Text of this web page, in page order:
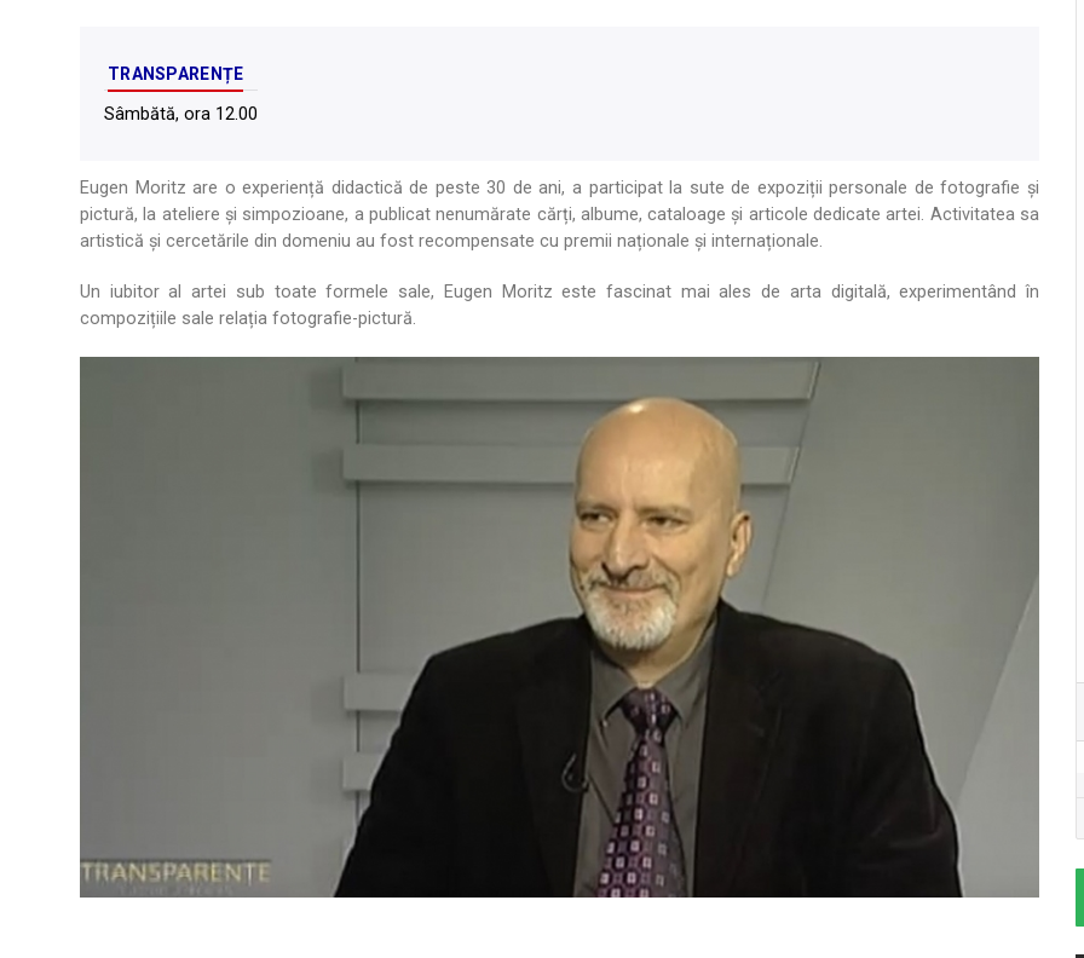
TRANSPARENȚE
Sâmbătă, ora 12.00
Eugen Moritz are o experiență didactică de peste 30 de ani, a participat la sute de expoziții personale de fotografie și
pictură, la ateliere și simpozioane, a publicat nenumărate cărți, albume, cataloage și articole dedicate artei. Activitatea sa
artistică și cercetările din domeniu au fost recompensate cu premii naționale și internaționale.
Un iubitor al artei sub toate formele sale, Eugen Moritz este fascinat mai ales de arta digitală, experimentând în
compozițiile sale relația fotografie-pictură.